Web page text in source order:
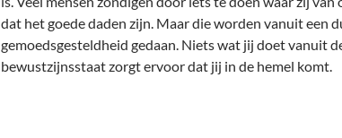
dat het goede daden zijn. Maar die worden vanuit een
gemoedsgesteldheid gedaan. Niets wat jij doet vanuit
bewustzijnsstaat zorgt ervoor dat jij in de hemel komt.